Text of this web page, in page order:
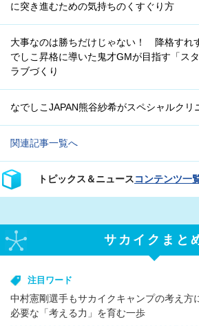
に突き進むための気持ちのくすぐり方
大事なのは勝ちだけじゃない！ 降格すれ
でしこ昇格に導いた鬼才GMが目指す「ス
ラブづくり
なでしこJAPAN熊谷紗希がスペシャルクリ
関連記事一覧へ
トピックス＆ニュースコンテンツ一
サカイクまと
注目ワード
中村憲剛選手もサカイクキャンプの考え
必要な「考える力」を育む一歩